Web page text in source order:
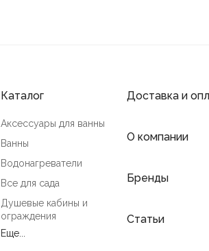
Каталог
Аксессуары для ванны
Ванны
Водонагреватели
Все для сада
Душевые кабины и
ограждения
Еще...
Доставка и
О компании
Бренды
Статьи